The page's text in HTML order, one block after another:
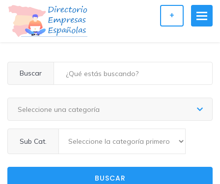
+
Buscar
Seleccione una categoría
Sub Cat.
BUSCAR